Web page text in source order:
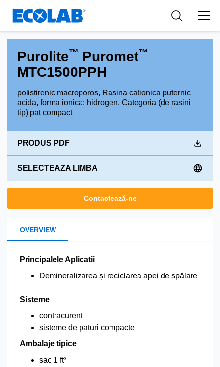
Resources
Applications
Medical Devices and Diagnostics
News & Events
Tools
Purolite™ Puromet™
MTC1500PPH
polistirenic macroporos, Rasina cationica puternic
acida, forma ionica: hidrogen, Categoria (de rasini
tip) pat compact
PRODUS PDF
SELECTEAZA LIMBA
Contactează-ne
OVERVIEW
Principalele Aplicatii
Demineralizarea și reciclarea apei de spălare
Sisteme
contracurent
sisteme de paturi compacte
Ambalaje tipice
sac 1 ft³